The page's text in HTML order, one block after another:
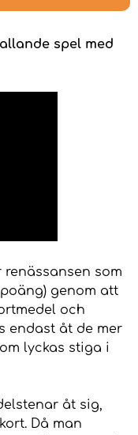
spel med
som
genom att
och
endast åt de mer
lyckas stiga i
åt sig,
Då man